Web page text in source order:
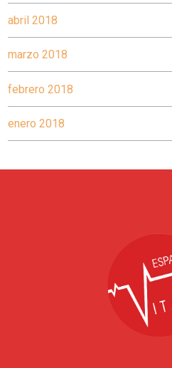
abril 2018
marzo 2018
febrero 2018
enero 2018